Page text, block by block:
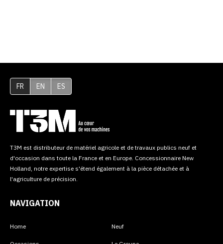
FR EN ES
T3M est distributeur de matériel agricole et de travaux publics neuf et
d'occasion dans toute la France et en Europe. Concessionnaire New
Holland, notre expertise s'étend également à la pièce détachée et à
l'agriculture de précision.
NAVIGATION
Home Neuf